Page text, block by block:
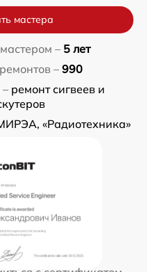
мастера
– 5 лет
– 990
ремонт сигвеев и
«Радиотехника»